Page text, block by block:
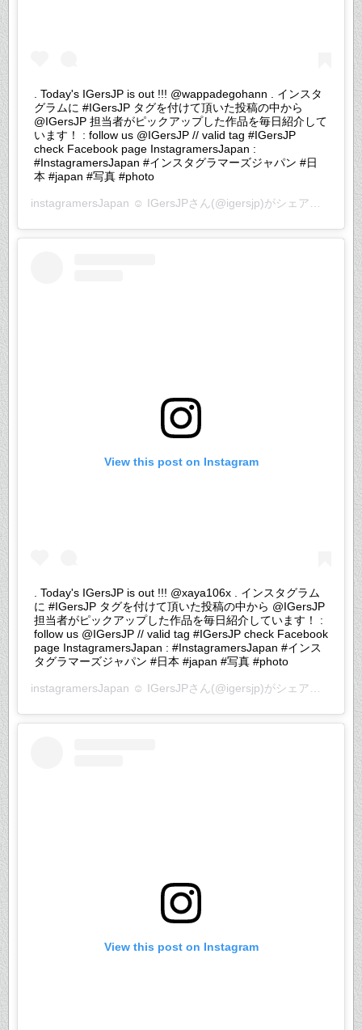
. Today's IGersJP is out !!! @wappadegohann . インスタ
グラムに #IGersJP タグを付けて頂いた投稿の中から
@IGersJP 担当者がピックアップした作品を毎日紹介して
います！ : follow us @IGersJP // valid tag #IGersJP
check Facebook page InstagramersJapan :
#InstagramersJapan #インスタグラマーズジャパン #日
本 #japan #写真 #photo
instagramersJapan ☺︎ IGersJPさん(@igersjp)がシェアした投稿 –
View this post on Instagram
. Today's IGersJP is out !!! @xaya106x . インスタグラム
に #IGersJP タグを付けて頂いた投稿の中から @IGersJP
担当者がピックアップした作品を毎日紹介しています！ :
follow us @IGersJP // valid tag #IGersJP check Facebook
page InstagramersJapan : #InstagramersJapan #インス
タグラマーズジャパン #日本 #japan #写真 #photo
instagramersJapan ☺︎ IGersJPさん(@igersjp)がシェアした投稿 –
View this post on Instagram